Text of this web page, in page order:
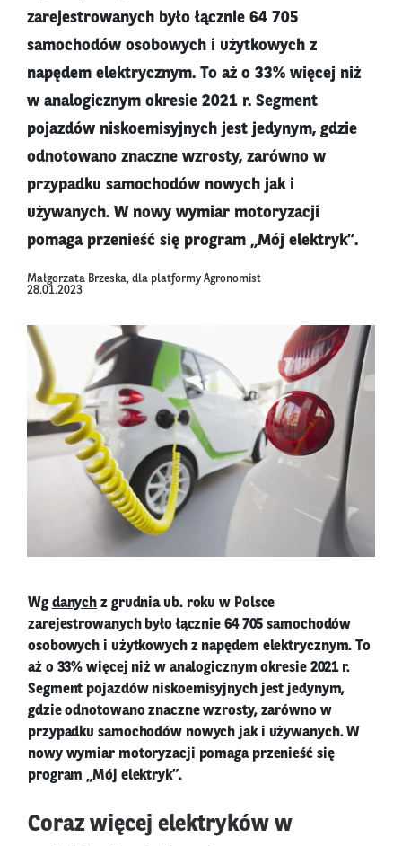
zarejestrowanych było łącznie 64 705
samochodów osobowych i użytkowych z
napędem elektrycznym. To aż o 33% więcej niż
w analogicznym okresie 2021 r. Segment
pojazdów niskoemisyjnych jest jedynym, gdzie
odnotowano znaczne wzrosty, zarówno w
przypadku samochodów nowych jak i
używanych. W nowy wymiar motoryzacji
pomaga przenieść się program „Mój elektryk”.
Małgorzata Brzeska, dla platformy Agronomist
28.01.2023
Wg danych z grudnia ub. roku w Polsce
zarejestrowanych było łącznie 64 705 samochodów
osobowych i użytkowych z napędem elektrycznym. To
aż o 33% więcej niż w analogicznym okresie 2021 r.
Segment pojazdów niskoemisyjnych jest jedynym,
gdzie odnotowano znaczne wzrosty, zarówno w
przypadku samochodów nowych jak i używanych. W
nowy wymiar motoryzacji pomaga przenieść się
program „Mój elektryk”.
Coraz więcej elektryków w